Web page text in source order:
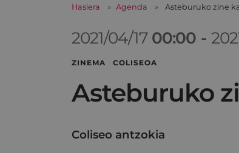
Hasiera Agenda Asteburuko zine
2021/04/17 00:00 -
ZINEMA COLISEOA
Asteburuko
Coliseo antzokia